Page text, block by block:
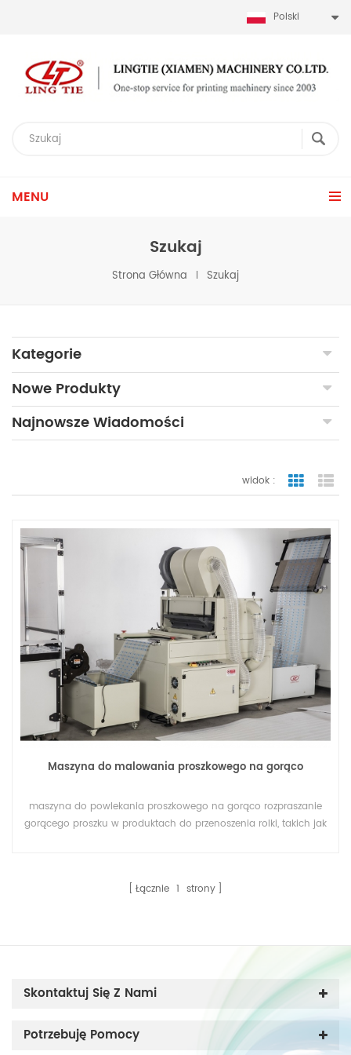
Polski
MENU
Szukaj
Strona Główna Szukaj
Kategorie
Nowe Produkty
Najnowsze Wiadomości
widok : widok
Maszyna do malowania proszkowego na gorąco
maszyna do powlekania proszkowego na gorąco rozpraszanie
gorącego proszku w produktach do przenoszenia rolki, takich jak
Łącznie 1 strony
Skontaktuj Się Z Nami
Potrzebuję Pomocy